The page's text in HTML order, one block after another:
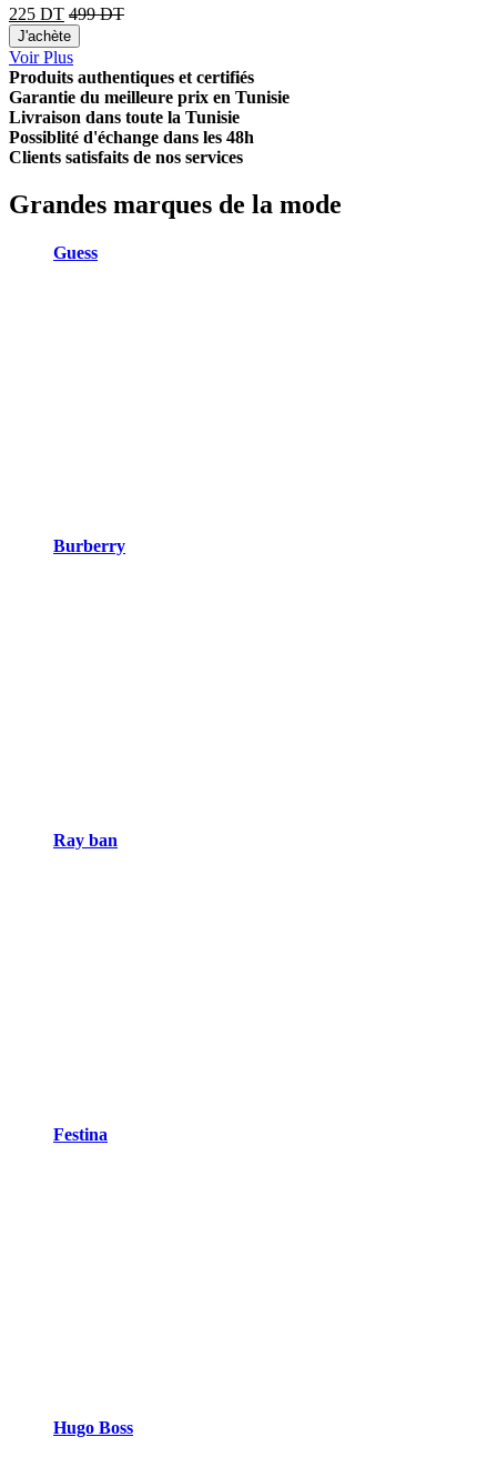
225 DT 499DT
J'achète
Voir Plus
Produits authentiques et certifiés
Garantie du meilleure prix en Tunisie
Livraison dans toute la Tunisie
Possiblité d'échange dans les 48h
Clients satisfaits de nos services
Grandes marques de la mode
Guess
Burberry
Ray ban
Festina
Hugo Boss